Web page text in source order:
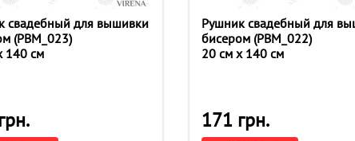
свадебный для вышивки
(РВМ_023)
140 см
Рушник свадебный для
бисером (РВМ_022)
20 см x 140 см
171 грн.